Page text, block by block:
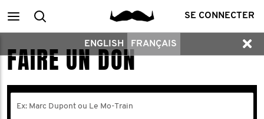
Main
menu
Recherche SE CONNECTER
ENGLISH FRANÇAIS
FAIRE UN DON